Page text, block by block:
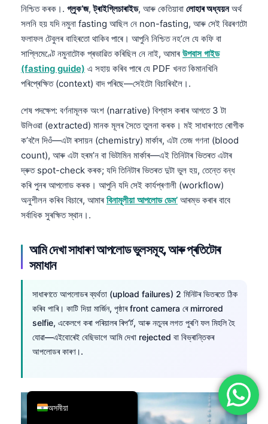
নিশ্চিত কৰক।. গ্লুক’জ,ট্ৰাইগ্লিচাৰাইড, আৰু কেতিয়াবা লোহাৰ অধ্যয়নঅৰ্থ
সলনি হয় যদি নমুনা fasting আছিল নে non-fasting, আৰু সেই বিৱৰণটো
ফলাফল টেবুলৰ বাহিৰতো থাকিব পাৰে। আপুনি নিশ্চিত নহ’লে যে কফি বা
সাপ্লিমেণ্টে নমুনাটোক প্ৰভাৱিত কৰিছিল নে নাই, আমাৰ উপবাস গাইড
(fasting guide) এ সহায় কৰিব পাৰে যে PDF খনত কিমানখিনি
পৰিপ্ৰেক্ষিত (context) বাদ পৰিছে—সেইটো বিচাৰিবলৈ।.
শেষ পদক্ষেপ: বৰ্ণনামূলক অংশ (narrative) বিশ্বাস কৰাৰ আগতে 3 টা
উলিওৱা (extracted) মানক মূলৰ সৈতে তুলনা কৰক। মই সাধাৰণতে ৰোগীক
ক’বলৈ দিওঁ—এটা ৰসায়ন (chemistry) মাৰ্কাৰ, এটা তেজ গণনা (blood
count), আৰু এটা হৰম’ন বা ভিটামিন মাৰ্কাৰ—এই তিনিটাৰ ভিতৰত এটাৰ
দ্ৰুত spot-check কৰক; যদি তিনিটাৰ ভিতৰত দুটা ভুল হয়, তেন্তে বন্ধ
কৰি পুনৰ আপলোড কৰক। আপুনি যদি সেই কাৰ্যপ্ৰণালী (workflow)
অনুশীলন কৰিব বিচাৰে, আমাৰ বিনামূলীয়া আপলোড ডেম’ আৰম্ভ কৰাৰ বাবে
সৰ্বাধিক সুৰক্ষিত স্থান।.
আমি দেখা সাধাৰণ আপলোড ভুলসমূহ, আৰু প্ৰতিটোৰ
সমাধান
সাধাৰণতে আপলোডৰ ব্যৰ্থতা (upload failures) 2 মিনিটৰ ভিতৰতে ঠিক
কৰিব পাৰি। কাটি দিয়া মাৰ্জিন, পৃষ্ঠাৰ front camera ৰে mirrored
selfie, একেলগে কৰা পৰিয়ালৰ ৰিপ’ৰ্ট, আৰু নতুনৰ লগত পুৰণি ফল মিহলি হৈ
যোৱা—এইবোৰেই বেছিভাগে আমি দেখা rejected বা বিভ্ৰান্তিকৰ
আপলোডৰ কাৰণ।.
অসমীয়া
العربية
Français
עִבְרִית
Italiano
Español
Português
Türkçe
Română
简体中文
فارسی
Български
Dansk
Nederlands
हिन्दी
Bahasa Indonesia
Հայերեն
Íslenska